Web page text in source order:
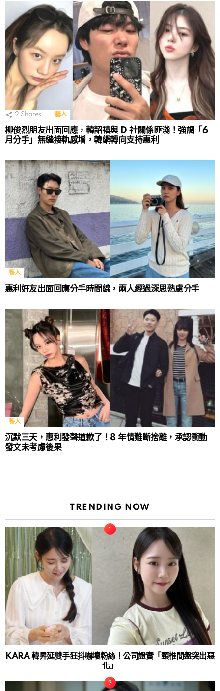
2 Shares 藝人
柳俊烈朋友出面回應，韓韶禧與 D 社關係匪淺！強調「6
月分手」無縫接軌感增，韓網轉向支持惠利
藝人
惠利好友出面回應分手時間線，兩人經過深思熟慮分手
藝人
沉默三天，惠利發聲道歉了！8 年情難斷捨離，承認衝動
發文未考慮後果
TRENDING NOW
KARA 韓昇延雙手狂抖嚇壞粉絲！公司證實「頸椎間盤突出惡
化」